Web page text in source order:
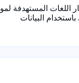
اللغات المستهدفة
باستخدام البيانات